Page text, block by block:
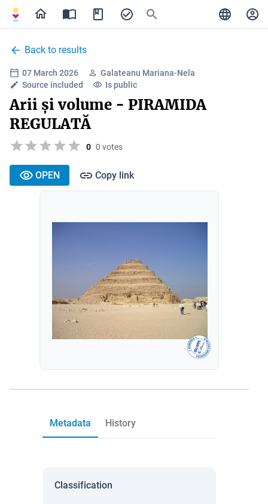
Back to results
07 March 2026
Galateanu Mariana-Nela
Source included
Is public
Arii și volume - PIRAMIDA
REGULATĂ
0 0 votes
OPEN Copy link
Metadata History
Classification